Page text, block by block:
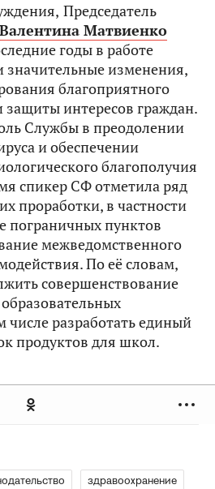
Председатель
Валентина Матвиенко
годы в работе
изменения,
благоприятного
защиты интересов граждан.
Службы в преодолении
и обеспечении
благополучия
спикер СФ отметила ряд
проработки, в частности
пограничных пунктов
межведомственного
По её словам,
совершенствование
числе разработать единый
продуктов для школ.
здравоохранение